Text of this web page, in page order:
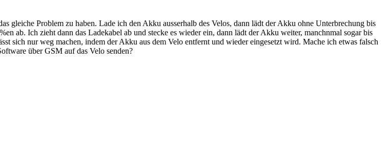
gleiche Problem zu haben. Lade ich den Akku ausserhalb des Velos, dann lädt der Akku ohne Unterbrechung bis
ab. Ich zieht dann das Ladekabel ab und stecke es wieder ein, dann lädt der Akku weiter, manchnmal sogar bis
sich nur weg machen, indem der Akku aus dem Velo entfernt und wieder eingesetzt wird. Mache ich etwas falsch
über GSM auf das Velo senden?